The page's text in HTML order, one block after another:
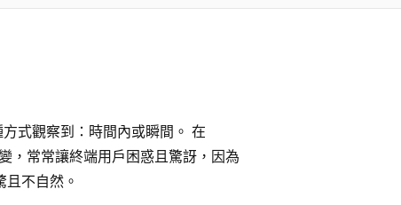
式觀察到：時間內或瞬間。 在
常常讓終端用戶困惑且驚訝，因為
不自然。